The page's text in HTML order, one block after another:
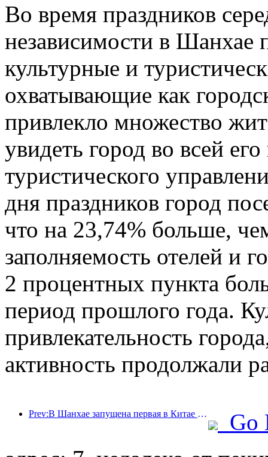
Во время праздников
независимости в Шанхае
культурные и
охватывающие как
привлекло множество
увидеть город во всей
туристического
дня праздников город
что на 23,74% больше,
заполняемость отелей и
2 процентных пункта
период прошлого года.
привлекательность
активность продолжали
Prev:В Шанхае запущена первая в Китае система самостоятельного потребления культурных и туристических услуг для иностранных туристов
Go